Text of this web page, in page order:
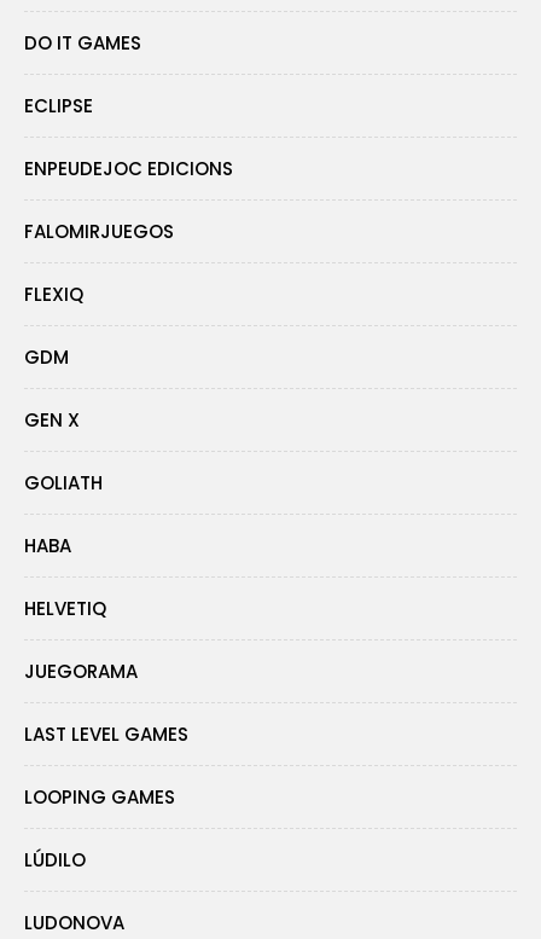
DO IT GAMES
ECLIPSE
ENPEUDEJOC EDICIONS
FALOMIRJUEGOS
FLEXIQ
GDM
GEN X
GOLIATH
HABA
HELVETIQ
JUEGORAMA
LAST LEVEL GAMES
LOOPING GAMES
LÚDILO
LUDONOVA